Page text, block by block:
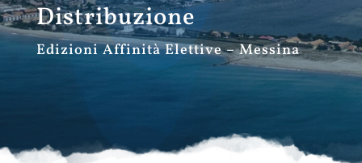
Distribuzione
Edizioni Affinità Elettive – Messina